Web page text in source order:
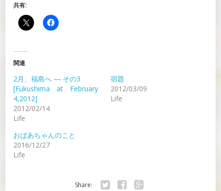
共有:
関連
2月、福島へ ― その3
[Fukushima at February
4,2012]
2012/02/14
Life
宿題
2012/03/09
Life
おばあちゃんのこと
2016/12/27
Life
Share: